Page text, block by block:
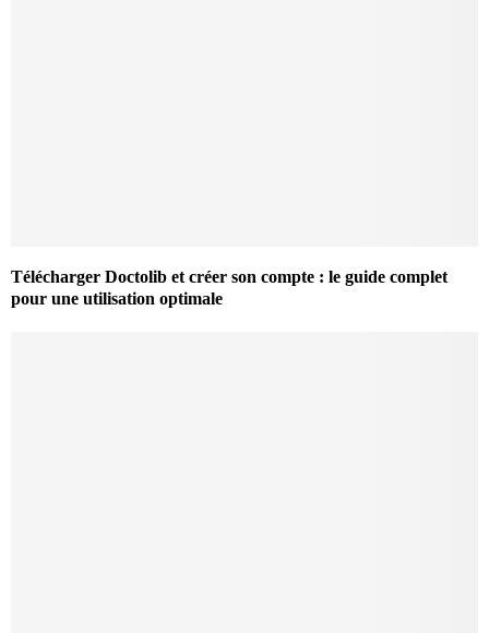
Télécharger Doctolib et créer son compte : le guide complet
pour une utilisation optimale